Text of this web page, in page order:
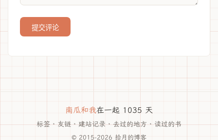
提交评论
南瓜和我在一起 1035 天
标签·友链·建站记录·去过的地方·读过的书
© 2015-2026 拾月的博客